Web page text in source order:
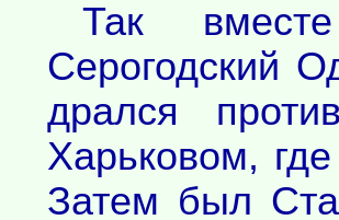
Так
Серогодский
дрался
Харьковом,
Затем был